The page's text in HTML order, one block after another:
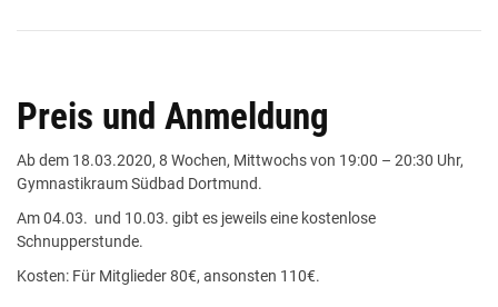
Preis und Anmeldung
Ab dem 18.03.2020, 8 Wochen, Mittwochs von 19:00 – 20:30 Uhr,
Gymnastikraum Südbad Dortmund.
Am 04.03. und 10.03. gibt es jeweils eine kostenlose
Schnupperstunde.
Kosten: Für Mitglieder 80€, ansonsten 110€.